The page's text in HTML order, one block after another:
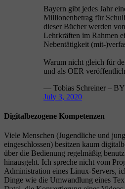
Bayern gibt jedes Jahr
Millionenbetrag für
dieser Bücher werden
Lehrkräften im Rahmen
Nebentätigkeit (mit-
Warum nicht gleich für
und als OER
— Tobias Schreiner –
July 3, 2020
Digitalbezogene Kompetenzen
Viele Menschen (Jugendliche und
eingeschlossen) besitzen kaum
über die Bedienung regelmäßig
hinausgeht. Ich spreche nicht vom
Administration eines Linux-Servers,
Dinge wie die Umwandlung eines